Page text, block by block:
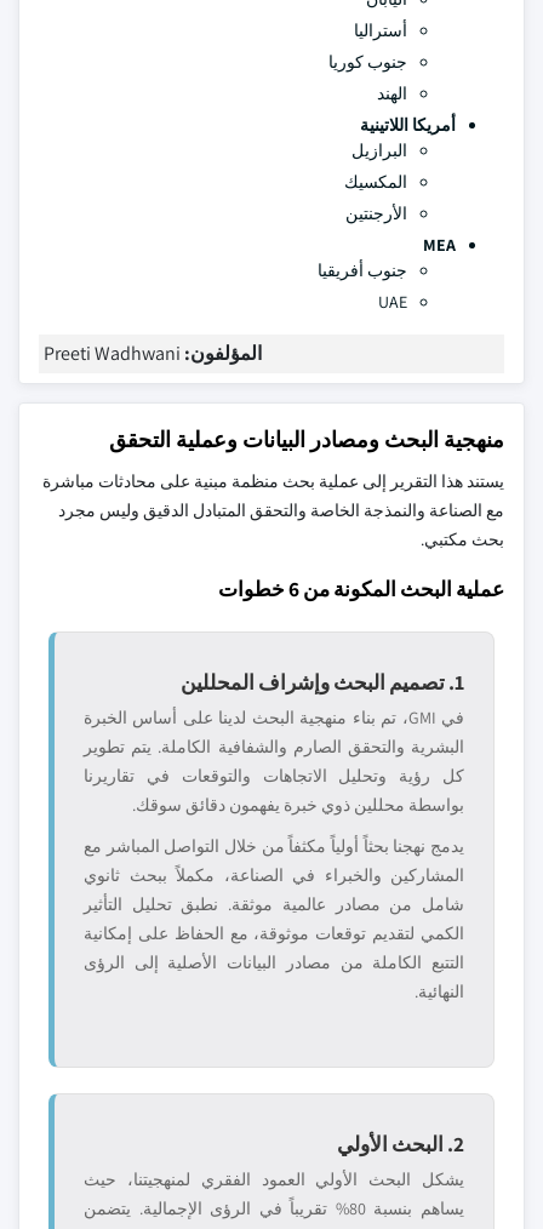
أستراليا
جنوب كوريا
الهند
أمريكا اللاتينية
البرازيل
المكسيك
الأرجنتين
MEA
جنوب أفريقيا
UAE
المؤلفون: Preeti Wadhwani
منهجية البحث ومصادر البيانات وعملية التحقق
يستند هذا التقرير إلى عملية بحث منظمة مبنية على محادثات مباشرة
مع الصناعة والنمذجة الخاصة والتحقق المتبادل الدقيق وليس مجرد
بحث مكتبي.
عملية البحث المكونة من 6 خطوات
1. تصميم البحث وإشراف المحللين
في GMI، تم بناء منهجية البحث لدينا على أساس الخبرة
البشرية والتحقق الصارم والشفافية الكاملة. يتم تطوير
كل رؤية وتحليل الاتجاهات والتوقعات في تقاريرنا
بواسطة محللين ذوي خبرة يفهمون دقائق سوقك.
يدمج نهجنا بحثاً أولياً مكثفاً من خلال التواصل المباشر مع
المشاركين والخبراء في الصناعة، مكملاً ببحث ثانوي
شامل من مصادر عالمية موثقة. نطبق تحليل التأثير
الكمي لتقديم توقعات موثوقة، مع الحفاظ على إمكانية
التتبع الكاملة من مصادر البيانات الأصلية إلى الرؤى
النهائية.
2. البحث الأولي
يشكل البحث الأولي العمود الفقري لمنهجيتنا، حيث
يساهم بنسبة 80% تقريباً في الرؤى الإجمالية. يتضمن